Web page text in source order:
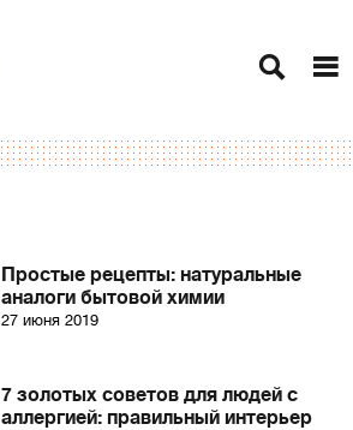
Простые рецепты: натуральные
аналоги бытовой химии
27 июня 2019
7 золотых советов для людей с
аллергией: правильный интерьер